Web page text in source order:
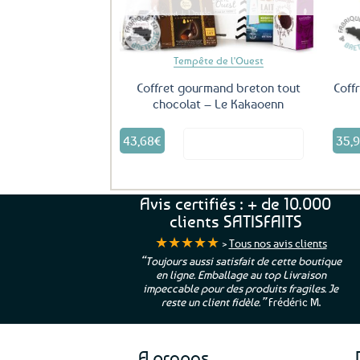
Tempête de l'Ouest
Coffret gourmand breton tout
chocolat – Le Kakaoenn
43,68€
Avis certifiés : + de 10.000
clients SATISFAITS
★★★★★ >Tous nos avis clients
“Toujours aussi satisfait de cette boutique
en ligne. Emballage au top Livraison
impeccable pour des produits fragiles. Je
reste un client fidèle.”Frédéric M.